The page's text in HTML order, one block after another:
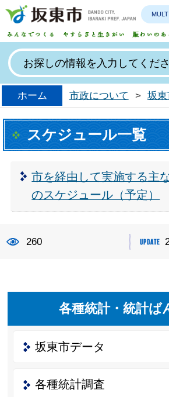
ホーム 市政について > 坂
スケジュール一覧
市を経由して実施する主
のスケジュール（予定）
260
各種統計・統計ば
坂東市データ
各種統計調査